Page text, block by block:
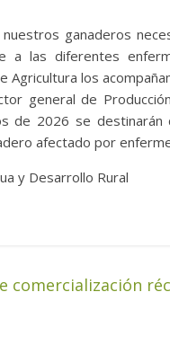
ganaderos
a las diferentes
Agricultura los
general de
de 2026 se
afectado por
y Desarrollo Rural
comercialización